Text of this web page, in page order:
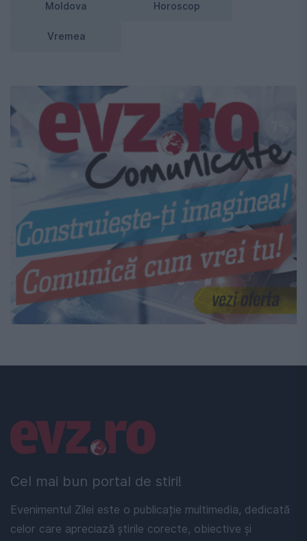
Moldova Horoscop
Vremea
Cel mai bun portal de stiri!
Evenimentul Zilei este o publicație multimedia, dedicată
celor care apreciază știrile corecte, obiective și
Linkuri utile